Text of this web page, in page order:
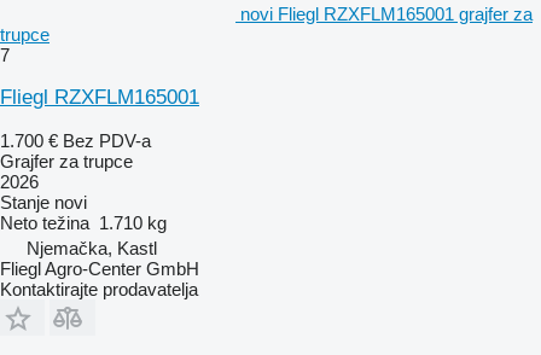
novi Fliegl RZXFLM165001 grajfer za
trupce
7
Fliegl RZXFLM165001
1.700 € Bez PDV-a
Grajfer za trupce
2026
Stanje novi
Neto težina 1.710 kg
Njemačka, Kastl
Fliegl Agro-Center GmbH
Kontaktirajte prodavatelja